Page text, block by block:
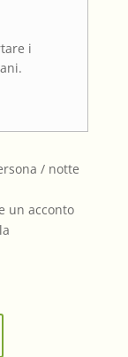
i
/ notte
un acconto